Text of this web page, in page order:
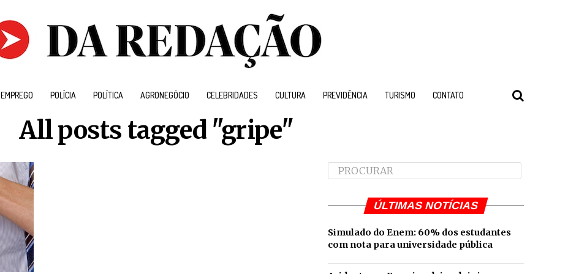
EMPREGO POLÍCIA POLÍTICA AGRONEGÓCIO CELEBRIDADES CULTURA PREVIDÊNCIA TURISMO CONTATO
All posts tagged "gripe"
ÚLTIMAS NOTÍCIAS
Simulado do Enem: 60% dos estudantes
com nota para universidade pública